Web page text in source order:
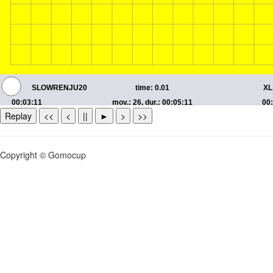
Replay << < || ► > >>
Copyright © Gomocup